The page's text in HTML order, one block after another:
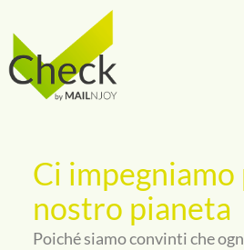
contenuto
Ci impegniamo
nostro pianeta
Poiché siamo convinti che